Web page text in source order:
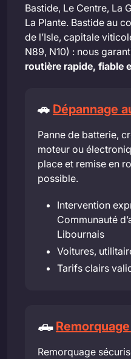
Bastide, Le Centre, La
La Plante. Bastide au
de l’Isle, capitale
N89, N10) : nous
routière rapide, fiable
🚗 Dépannage
Panne de batterie,
moteur ou
place et remise en
possible.
Intervention
Communauté
Libournais
Voitures,
Tarifs clairs
🛻
Remorquage